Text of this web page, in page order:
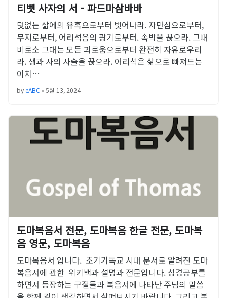
티벳 사자의 서 - 파드마삼바바
덧없는 삶에의 유혹으로부터 벗어나라. 자만심으로부터,
무지로부터, 어리석음의 광기로부터. 속박을 끊으라. 그때
비로소 그대는 모든 괴로움으로부터 완전히 자유로우리
라. 생과 사의 사슬을 끊으라. 어리석은 삶으로 빠져드는
이치…
byeABC • 5월 13, 2024
도마복음서 전문, 도마복음 한글 전문, 도마복
음 영문, 도마복음
도마복음서 입니다. 초기기독교 시대 문서로 알려진 도마
복음서에 관한 위키백과 설명과 전문입니다. 성경공부를
하면서 등장하는 구절들과 복음서에 나타난 주님의 말씀